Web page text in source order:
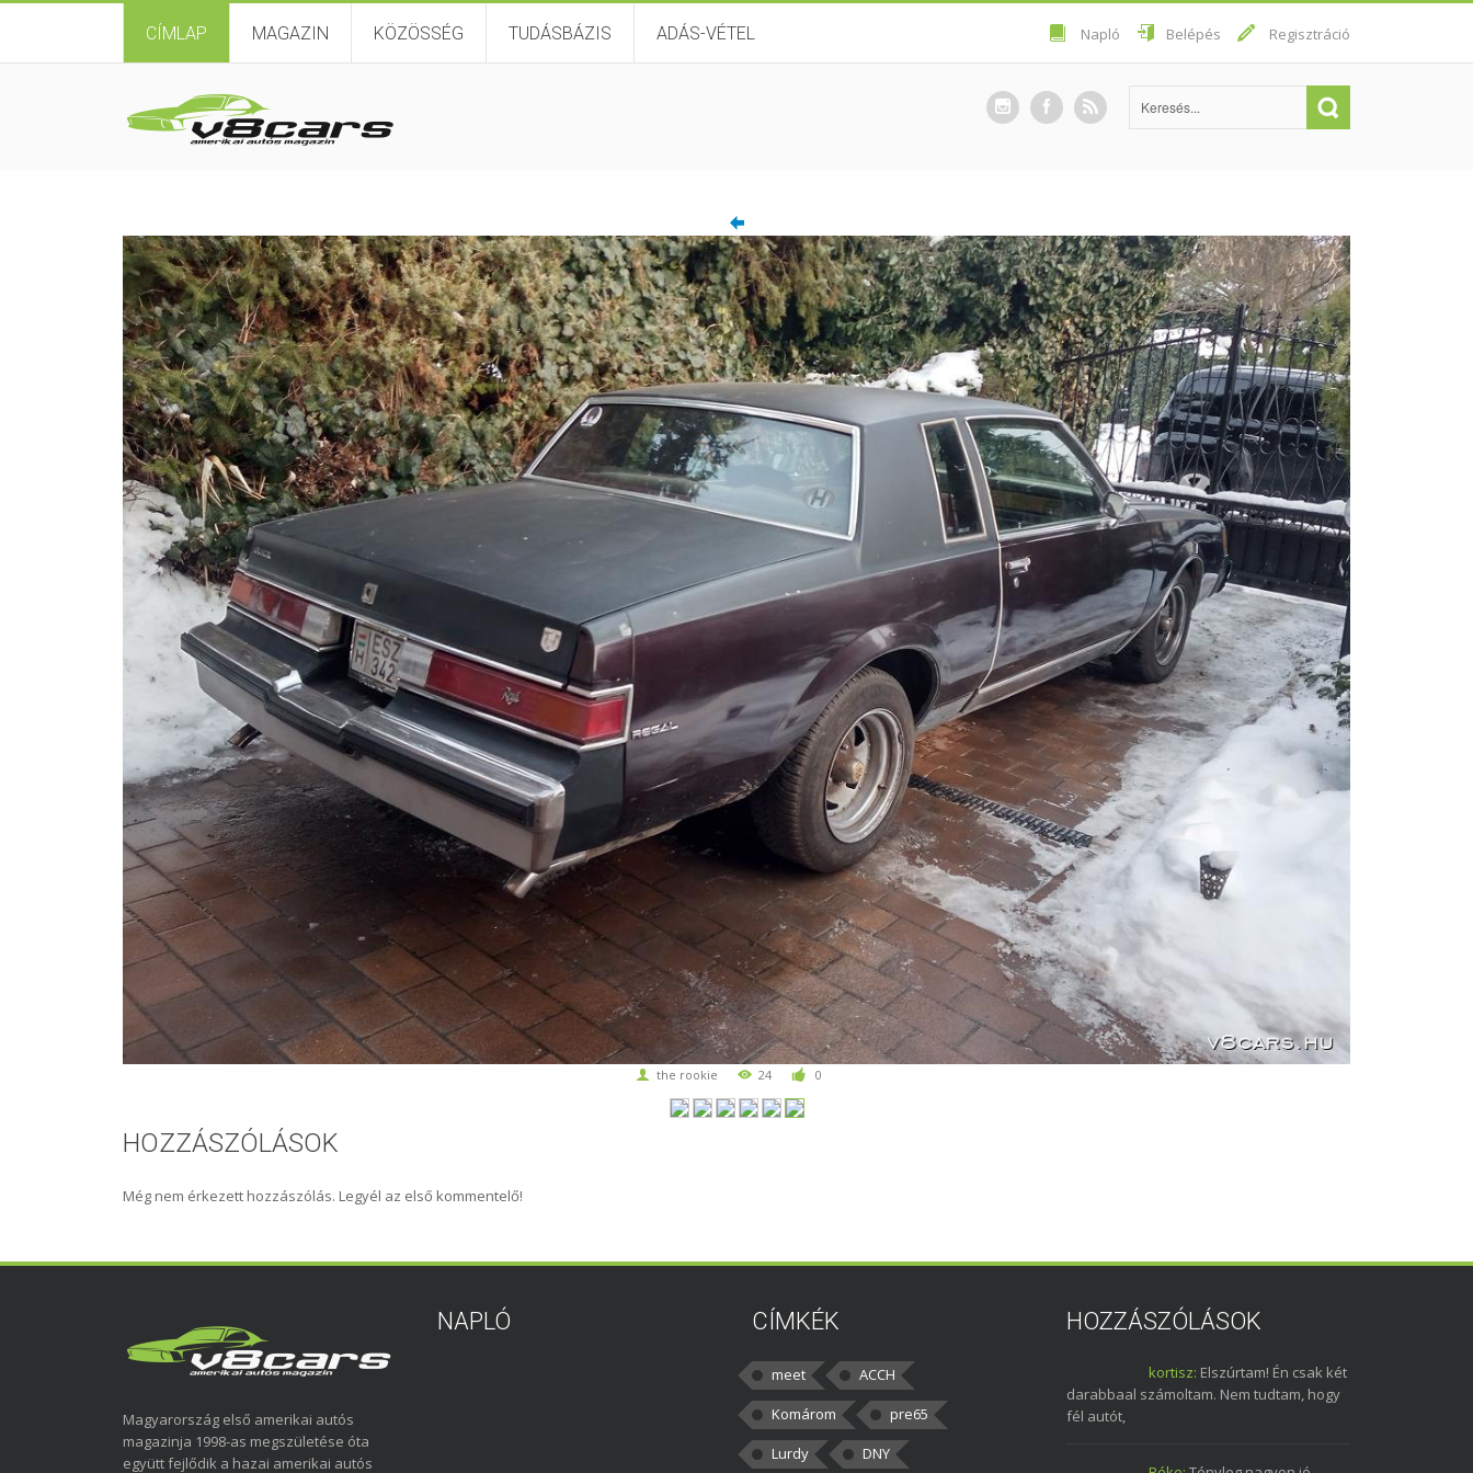
CÍMLAP MAGAZIN KÖZÖSSÉG TUDÁSBÁZIS ADÁS-VÉTEL Napló Belépés Regisztráció
the rookie 24 0
HOZZÁSZÓLÁSOK
Még nem érkezett hozzászólás. Legyél az első kommentelő!
Magyarország első amerikai autós
magazinja 1998-as megszületése óta
együtt fejlődik a hazai amerikai autós
NAPLÓ CÍMKÉK
meet
ACCH
Komárom
pre65
Lurdy
DNY
HOZZÁSZÓLÁSOK
kortisz: Elszúrtam! Én csak két
darabbaal számoltam. Nem tudtam, hogy
fél autót,